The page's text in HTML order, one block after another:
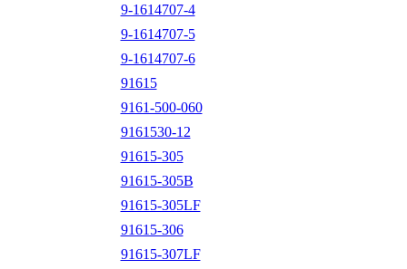
9-1614707-4
9-1614707-5
9-1614707-6
91615
9161-500-060
9161530-12
91615-305
91615-305B
91615-305LF
91615-306
91615-307LF